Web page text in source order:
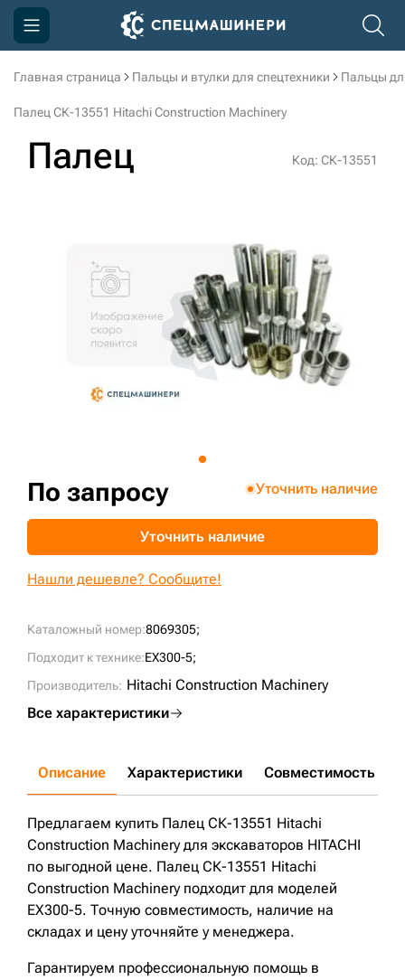
Главная страница Пальцы и втулки для спецтехники Пальцы
Палец СК-13551 Hitachi Construction Machinery
Палец Код: СК-13551
Каталожный номер:8069305;
Подходит к технике:EX300-5;
Производитель: Hitachi Construction Machinery
Все характеристики
По запросу Уточнить наличие
Уточнить наличие
Нашли дешевле? Сообщите!
Описание Характеристики Совместимость
Предлагаем купить Палец СК-13551 Hitachi
Construction Machinery для экскаваторов HITACHI
по выгодной цене. Палец СК-13551 Hitachi
Construction Machinery подходит для моделей
EX300-5. Точную совместимость, наличие на
складах и цену уточняйте у менеджера.
Гарантируем профессиональную помощь в
Компания
Доставка и оплата
3D тур по производству
3D тур по складам
sksale@skdst.ru